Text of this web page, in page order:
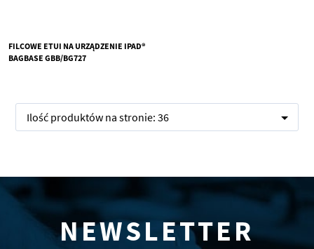
FILCOWE ETUI NA URZĄDZENIE IPAD®
BAGBASE GBB/BG727
Ilość produktów na stronie: 36
NEWSLETTER